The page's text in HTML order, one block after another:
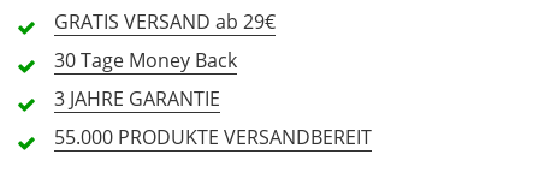
3 Sterne
2 Sterne
1 Sterne
GRATIS VERSAND ab 29€
30 Tage Money Back
3 JAHRE GARANTIE
55.000 PRODUKTE VERSANDBEREIT